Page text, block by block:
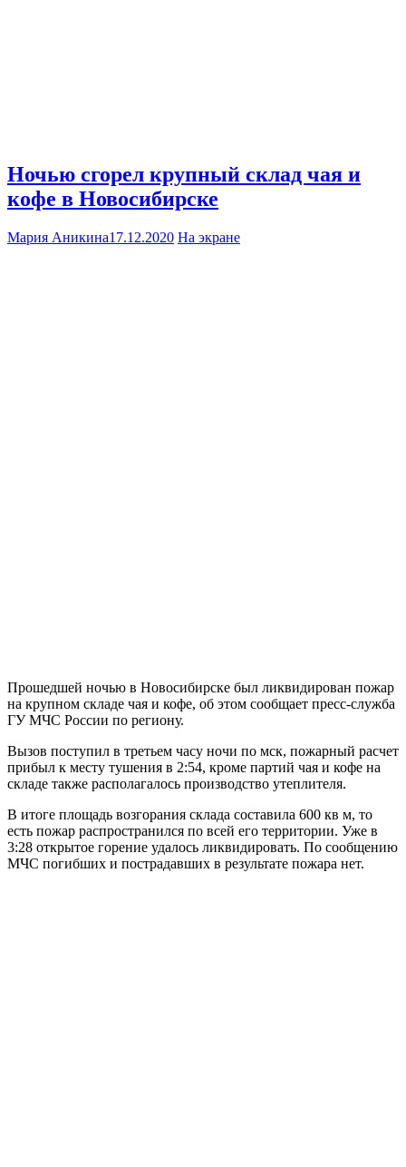
Ночью сгорел крупный склад чая и
кофе в Новосибирске
Мария Аникина17.12.2020 На экране
Прошедшей ночью в Новосибирске был ликвидирован пожар
на крупном складе чая и кофе, об этом сообщает пресс-служба
ГУ МЧС России по региону.
Вызов поступил в третьем часу ночи по мск, пожарный расчет
прибыл к месту тушения в 2:54, кроме партий чая и кофе на
складе также располагалось производство утеплителя.
В итоге площадь возгорания склада составила 600 кв м, то
есть пожар распространился по всей его территории. Уже в
3:28 открытое горение удалось ликвидировать. По сообщению
МЧС погибших и пострадавших в результате пожара нет.